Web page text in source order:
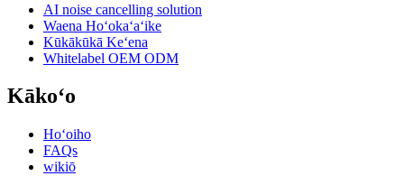
AI noise cancelling solution
Waena Hoʻokaʻaʻike
Kūkākūkā Keʻena
Whitelabel OEM ODM
Kākoʻo
Hoʻoiho
FAQs
wikiō